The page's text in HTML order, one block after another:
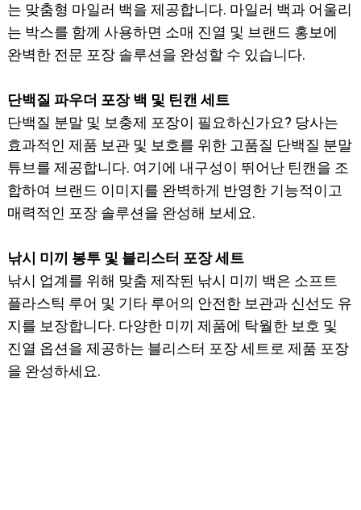
는 맞춤형 마일러 백을 제공합니다. 마일러 백과 어울리
는 박스를 함께 사용하면 소매 진열 및 브랜드 홍보에
완벽한 전문 포장 솔루션을 완성할 수 있습니다.
단백질 파우더 포장 백 및 틴캔 세트
단백질 분말 및 보충제 포장이 필요하신가요? 당사는
효과적인 제품 보관 및 보호를 위한 고품질 단백질 분말
튜브를 제공합니다. 여기에 내구성이 뛰어난 틴캔을 조
합하여 브랜드 이미지를 완벽하게 반영한 기능적이고
매력적인 포장 솔루션을 완성해 보세요.
낚시 미끼 봉투 및 블리스터 포장 세트
낚시 업계를 위해 맞춤 제작된 낚시 미끼 백은 소프트
플라스틱 루어 및 기타 루어의 안전한 보관과 신선도 유
지를 보장합니다. 다양한 미끼 제품에 탁월한 보호 및
진열 옵션을 제공하는 블리스터 포장 세트로 제품 포장
을 완성하세요.